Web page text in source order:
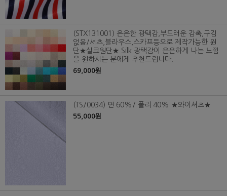
(STX131001) 은은한 광택감,부드러운 감촉,구김
없음/셔츠,블라우스,스카프등으로 제작가능한 원
단★실크원단★ Silk 광택감이 은은하게 나는 느낌
을 원하시는 분에게 추천드립니다.
69,000원
(TS/0034) 면 60%/ 폴리 40% ★와이셔츠★
55,000원